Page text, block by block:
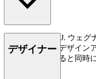
CH88Pはハンス J. ウェ
という、斬新なデザイン
の資質を追求すると同時
デザイナー